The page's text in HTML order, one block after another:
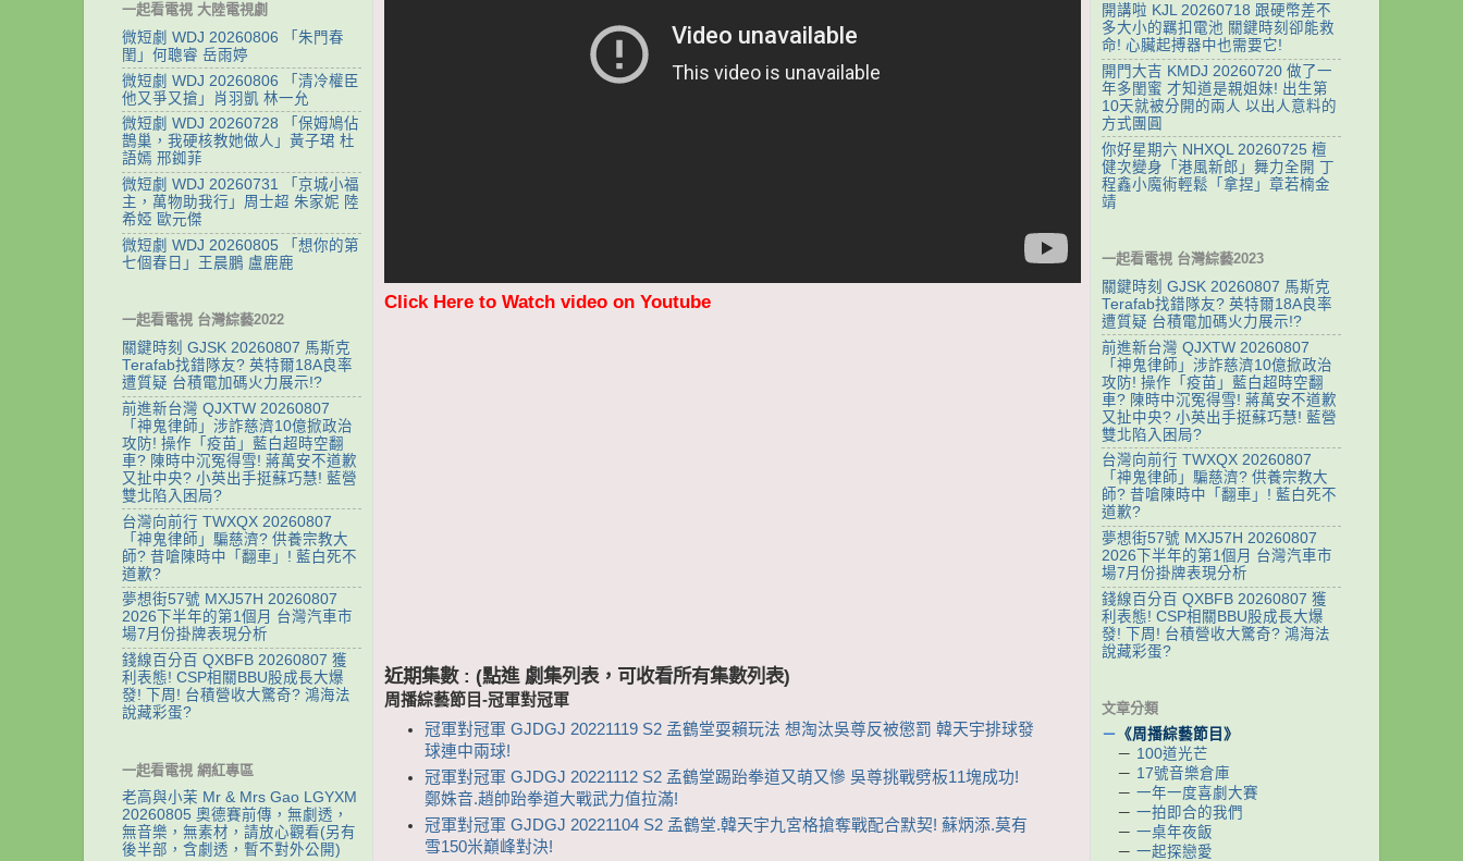
Click Here to Watch video on Youtube
近期集數 : (點進 劇集列表，可收看所有集數列表)
周播綜藝節目-冠軍對冠軍
冠軍對冠軍 GJDGJ 20221119 S2 孟鶴堂耍賴玩法 想淘汰吳尊反被懲罰 韓天宇排球發
球連中兩球!
冠軍對冠軍 GJDGJ 20221112 S2 孟鶴堂踢跆拳道又萌又慘 吳尊挑戰劈板11塊成功!
鄭姝音.趙帥跆拳道大戰武力值拉滿!
冠軍對冠軍 GJDGJ 20221104 S2 孟鶴堂.韓天宇九宮格搶奪戰配合默契! 蘇炳添.莫有
雪150米巔峰對決!
一起看電視 大陸電視劇
微短劇 WDJ 20260806 「朱門春
閨」何聰睿 岳雨婷
微短劇 WDJ 20260806 「清冷權臣
他又爭又搶」肖羽凱 林一允
微短劇 WDJ 20260728 「保姆鳩佔
鵲巢，我硬核教她做人」黃子珺 杜
語嫣 邢銣菲
微短劇 WDJ 20260731 「京城小福
主，萬物助我行」周士超 朱家妮 陸
希婭 歐元傑
微短劇 WDJ 20260805 「想你的第
七個春日」王晨鵬 盧鹿鹿
一起看電視 台灣綜藝2022
關鍵時刻 GJSK 20260807 馬斯克
Terafab找錯隊友? 英特爾18A良率
遭質疑 台積電加碼火力展示!?
前進新台灣 QJXTW 20260807
「神鬼律師」涉詐慈濟10億掀政治
攻防! 操作「疫苗」藍白超時空翻
車? 陳時中沉冤得雪! 蔣萬安不道歉
又扯中央? 小英出手挺蘇巧慧! 藍營
雙北陷入困局?
台灣向前行 TWXQX 20260807
「神鬼律師」騙慈濟? 供養宗教大
師? 昔嗆陳時中「翻車」! 藍白死不
道歉?
夢想街57號 MXJ57H 20260807
2026下半年的第1個月 台灣汽車市
場7月份掛牌表現分析
錢線百分百 QXBFB 20260807 獲
利表態! CSP相關BBU股成長大爆
發! 下周! 台積營收大驚奇? 鴻海法
說藏彩蛋?
一起看電視 網紅專區
老高與小茉 Mr & Mrs Gao LGYXM
20260805 奧德賽前傳，無劇透，
無音樂，無素材，請放心觀看(另有
後半部，含劇透，暫不對外公開)
開講啦 KJL 20260718 跟硬幣差不
多大小的羈扣電池 關鍵時刻卻能救
命! 心臟起搏器中也需要它!
開門大吉 KMDJ 20260720 做了一
年多閨蜜 才知道是親姐妹! 出生第
10天就被分開的兩人 以出人意料的
方式團圓
你好星期六 NHXQL 20260725 檀
健次變身「港風新郎」舞力全開 丁
程鑫小魔術輕鬆「拿捏」章若楠金
靖
一起看電視 台灣綜藝2023
關鍵時刻 GJSK 20260807 馬斯克
Terafab找錯隊友? 英特爾18A良率
遭質疑 台積電加碼火力展示!?
前進新台灣 QJXTW 20260807
「神鬼律師」涉詐慈濟10億掀政治
攻防! 操作「疫苗」藍白超時空翻
車? 陳時中沉冤得雪! 蔣萬安不道歉
又扯中央? 小英出手挺蘇巧慧! 藍營
雙北陷入困局?
台灣向前行 TWXQX 20260807
「神鬼律師」騙慈濟? 供養宗教大
師? 昔嗆陳時中「翻車」! 藍白死不
道歉?
夢想街57號 MXJ57H 20260807
2026下半年的第1個月 台灣汽車市
場7月份掛牌表現分析
錢線百分百 QXBFB 20260807 獲
利表態! CSP相關BBU股成長大爆
發! 下周! 台積營收大驚奇? 鴻海法
說藏彩蛋?
文章分類
－ 《周播綜藝節目》
－ 100道光芒
－ 17號音樂倉庫
－ 一年一度喜劇大賽
－ 一拍即合的我們
－ 一桌年夜飯
－ 一起探戀愛